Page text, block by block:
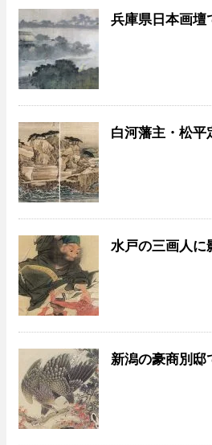
兵庫県日本画壇
白河藩主・松平
水戸の三画人に
新潟の豪商別邸